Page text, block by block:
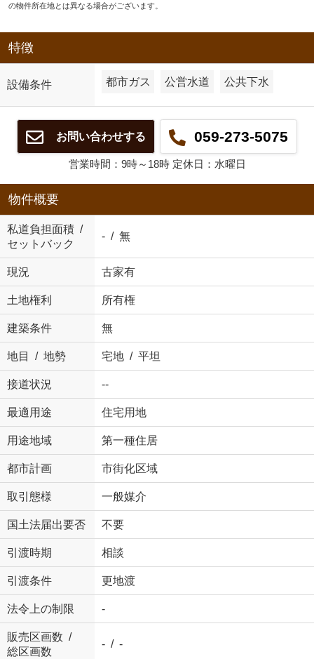
の物件所在地とは異なる場合がございます。
特徴
設備条件 都市ガス 公営水道 公共下水
お問い合わせする 059-273-5075
営業時間：9時～18時 定休日：水曜日
物件概要
私道負担面積 /
セットバック
- / 無
現況 古家有
土地権利 所有権
建築条件 無
地目 / 地勢 宅地 / 平坦
接道状況 --
最適用途 住宅用地
用途地域 第一種住居
都市計画 市街化区域
取引態様 一般媒介
国土法届出要否 不要
引渡時期 相談
引渡条件 更地渡
法令上の制限 -
販売区画数 /
総区画数
- / -